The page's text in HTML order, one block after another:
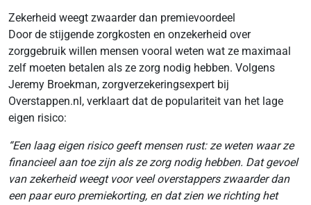
Zekerheid weegt zwaarder dan premievoordeel
Door de stijgende zorgkosten en onzekerheid over
zorggebruik willen mensen vooral weten wat ze maximaal
zelf moeten betalen als ze zorg nodig hebben. Volgens
Jeremy Broekman, zorgverzekeringsexpert bij
Overstappen.nl, verklaart dat de populariteit van het lage
eigen risico:
“Een laag eigen risico geeft mensen rust: ze weten waar ze
financieel aan toe zijn als ze zorg nodig hebben. Dat gevoel
van zekerheid weegt voor veel overstappers zwaarder dan
een paar euro premiekorting, en dat zien we richting het